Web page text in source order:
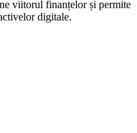
viitorul finanțelor și permite
digitale.